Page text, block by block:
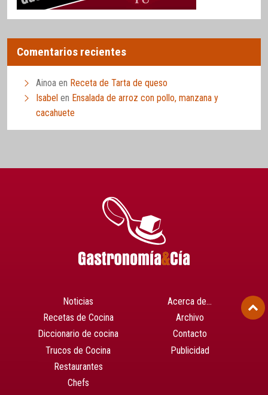
Comentarios recientes
Ainoa en Receta de Tarta de queso
Isabel en Ensalada de arroz con pollo, manzana y
cacahuete
Noticias
Recetas de Cocina
Diccionario de cocina
Trucos de Cocina
Restaurantes
Chefs
Acerca de…
Archivo
Contacto
Publicidad